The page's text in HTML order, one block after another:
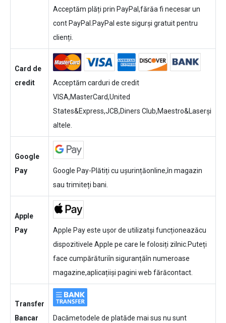
Acceptăm plăți prin PayPal,fărăa fi necesar un
cont PayPal.PayPal este sigurși gratuit pentru
clienți.
Card de
credit
Acceptăm carduri de credit
VISA,MasterCard,United
States&Express,JCB,Diners Club,Maestro&Laserși
altele.
Google
Pay
Google Pay-Plătiți cu ușurințăonline,în magazin
sau trimiteți bani.
Apple
Pay
Apple Pay este ușor de utilizatși funcționeazăcu
dispozitivele Apple pe care le folosiți zilnic.Puteți
face cumpărăturiîn siguranțăîn numeroase
magazine,aplicațiiși pagini web fărăcontact.
Transfer
Bancar
Dacămetodele de platăde mai sus nu sunt